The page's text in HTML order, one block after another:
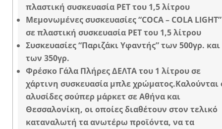
πλαστική συσκευασία PET του 1,5 λίτρου
Μεμονωμένες συσκευασίες “COCA – COLA LIGHT”
σε πλαστική συσκευασία PET του 1,5 λίτρου
Συσκευασίες “Παριζάκι Υφαντής” των 500γρ. και
των 350γρ.
Φρέσκο Γάλα Πλήρες ΔΕΛΤΑ του 1 λίτρου σε
χάρτινη συσκευασία μπλε χρώματος.Καλούνται
αλυσίδες σούπερ μάρκετ σε Αθήνα και
Θεσσαλονίκη, οι οποίες διαθέτουν στον τελικό
καταναλωτή τα ανωτέρω προϊόντα, να τα